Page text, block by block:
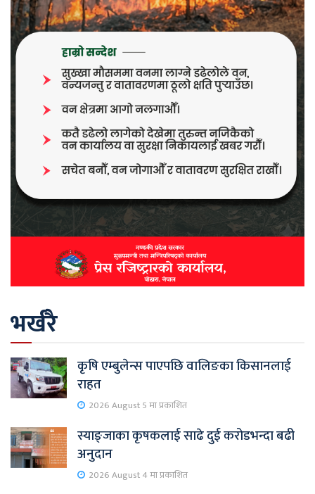
भर्खरै
कृषि एम्बुलेन्स पाएपछि वालिङका किसानलाई
राहत
2026 August 5 मा प्रकाशित
स्याङ्जाका कृषकलाई साढे दुई करोडभन्दा बढी
अनुदान
2026 August 4 मा प्रकाशित